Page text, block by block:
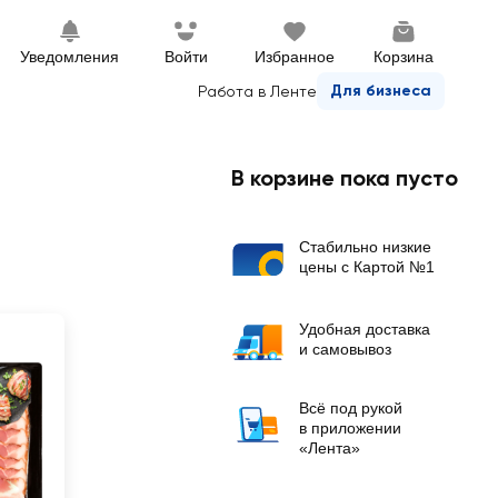
Уведомления Войти Избранное
Корзина
Работа в Ленте
Для бизнеса
В корзине пока пусто
Стабильно низкие
цены с Картой №1
Удобная доставка
и самовывоз
Всё под рукой
в приложении
«Лента»